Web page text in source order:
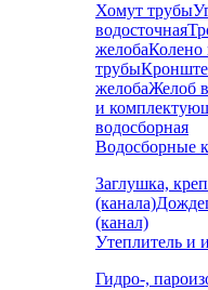
Хомут трубы
водосточная
желобаКолено
трубы
желобаЖелоб
и
водосборная
Водосборные
Заглушка,
(канала)
(канал)
Утеплитель и
Гидро-,